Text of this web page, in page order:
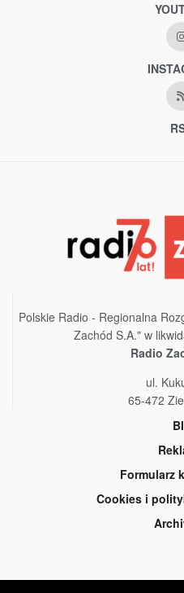
Polskie Radio - Regionalna
Zachód S.A." w
Radio
ul.
65-472
Formularz
Cookies i